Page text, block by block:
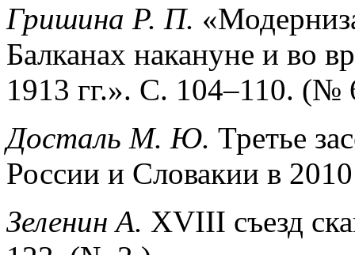
Гришина Р. П.
Балканах накануне и во
1913 гг.». С. 104–110. (№
Досталь М. Ю. Третье
России и Словакии в
Зеленин А. XVIII съезд